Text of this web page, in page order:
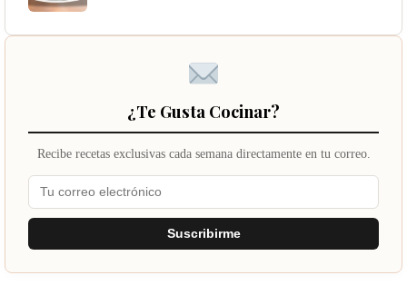
¿Te Gusta Cocinar?
Recibe recetas exclusivas cada semana directamente en tu correo.
Suscribirme